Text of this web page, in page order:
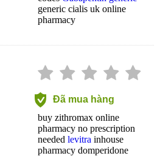
generic cialis uk online
pharmacy
Đã mua hàng
buy zithromax online
pharmacy no prescription
needed levitra inhouse
pharmacy domperidone